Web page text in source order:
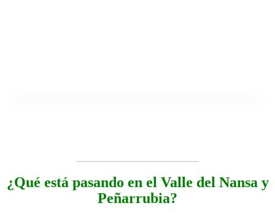
¿Qué está pasando en el Valle del Nansa y
Peñarrubia?